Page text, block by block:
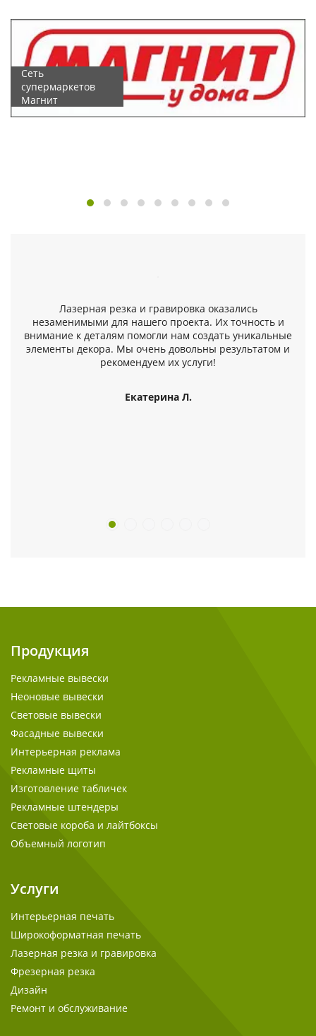
Сеть
супермаркетов
Магнит
Лазерная резка и гравировка оказались
незаменимыми для нашего проекта. Их точность и
внимание к деталям помогли нам создать уникальные
элементы декора. Мы очень довольны результатом и
рекомендуем их услуги!
Екатерина Л.
Продукция
Рекламные вывески
Неоновые вывески
Световые вывески
Фасадные вывески
Интерьерная реклама
Рекламные щиты
Изготовление табличек
Рекламные штендеры
Световые короба и лайтбоксы
Объемный логотип
Услуги
Интерьерная печать
Широкоформатная печать
Лазерная резка и гравировка
Фрезерная резка
Дизайн
Ремонт и обслуживание